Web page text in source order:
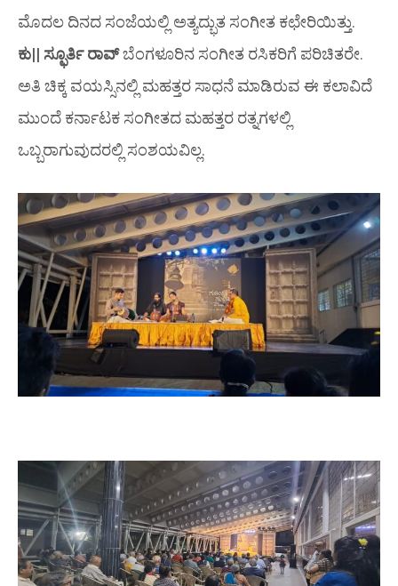
ಮೊದಲ ದಿನದ ಸಂಜೆಯಲ್ಲಿ ಅತ್ಯದ್ಭುತ ಸಂಗೀತ ಕಛೇರಿಯಿತ್ತು.
ಕು|| ಸ್ಫೂರ್ತಿ ರಾವ್ಬೆಂಗಳೂರಿನ ಸಂಗೀತ ರಸಿಕರಿಗೆ ಪರಿಚಿತರೇ.
ಅತಿ ಚಿಕ್ಕ ವಯಸ್ಸಿನಲ್ಲಿ ಮಹತ್ತರ ಸಾಧನೆ ಮಾಡಿರುವ ಈ ಕಲಾವಿದೆ
ಮುಂದೆ ಕರ್ನಾಟಕ ಸಂಗೀತದ ಮಹತ್ತರ ರತ್ನಗಳಲ್ಲಿ
ಒಬ್ಬರಾಗುವುದರಲ್ಲಿ ಸಂಶಯವಿಲ್ಲ.